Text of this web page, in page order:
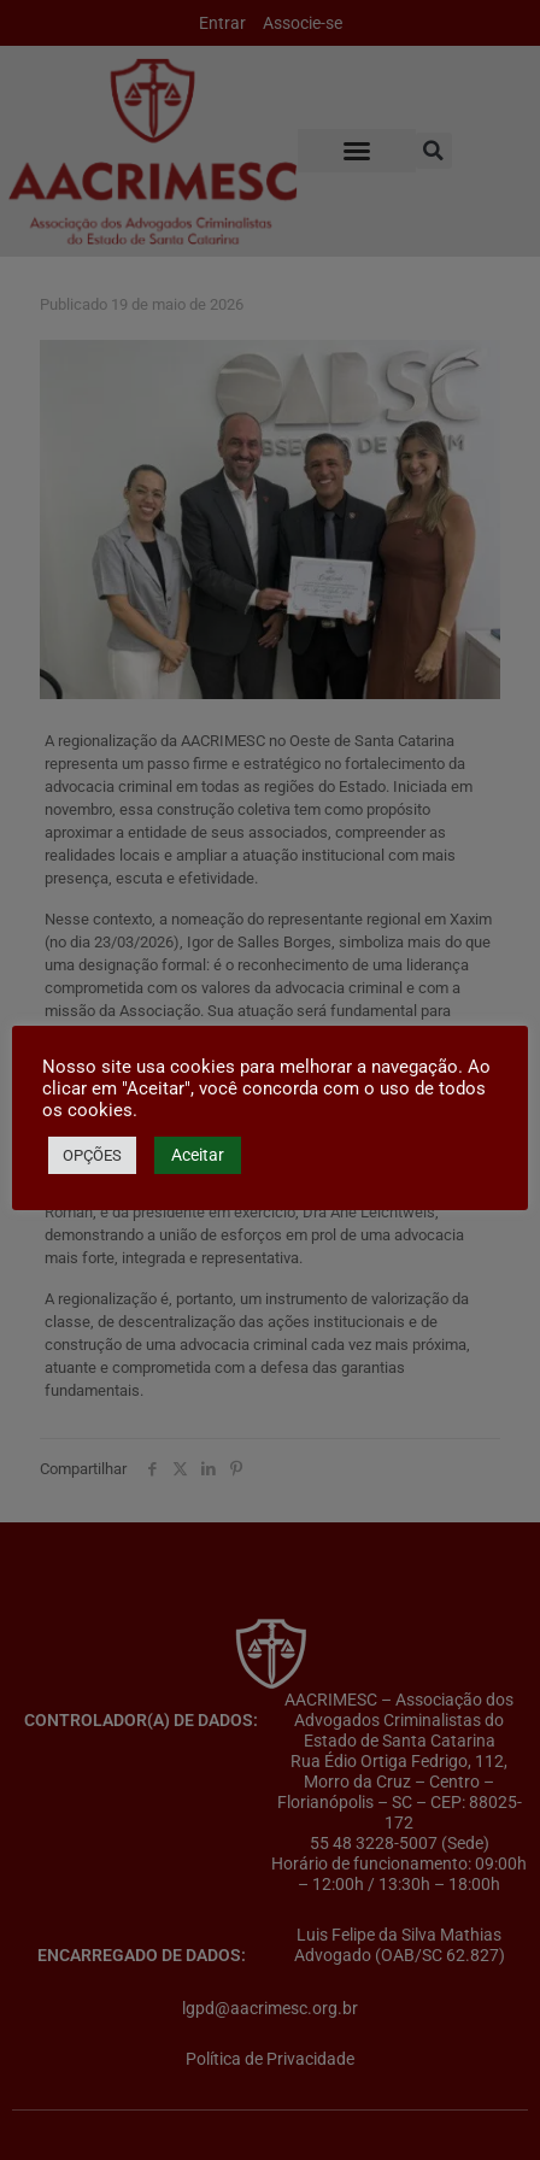
Entrar Associe-se
Publicado 19 de maio de 2026
A regionalização da AACRIMESC no Oeste de Santa Catarina
representa um passo firme e estratégico no fortalecimento da
advocacia criminal em todas as regiões do Estado. Iniciada em
novembro, essa construção coletiva tem como propósito
aproximar a entidade de seus associados, compreender as
realidades locais e ampliar a atuação institucional com mais
presença, escuta e efetividade.
Nesse contexto, a nomeação do representante regional em Xaxim
(no dia 23/03/2026), Igor de Salles Borges, simboliza mais do que
uma designação formal: é o reconhecimento de uma liderança
comprometida com os valores da advocacia criminal e com a
missão da Associação. Sua atuação será fundamental para
debate jurídico e garantir que as prerrogativas da classe sejam
respeitadas e defendidas com firmeza.
O ato contou com a presença da presidente da AACRIMESC,
Elisangela S. Muniz, do Dr Renato Boabaid, que à época
coordenava o projeto de regionalização, do associado Dr Marcelo
Roman, e da presidente em exercício, Dra Ane Leichtweis,
demonstrando a união de esforços em prol de uma advocacia
mais forte, integrada e representativa.
A regionalização é, portanto, um instrumento de valorização da
classe, de descentralização das ações institucionais e de
construção de uma advocacia criminal cada vez mais próxima,
atuante e comprometida com a defesa das garantias
fundamentais.
Compartilhar
CONTROLADOR(A) DE DADOS:
AACRIMESC – Associação dos
Advogados Criminalistas do
Estado de Santa Catarina
Rua Édio Ortiga Fedrigo, 112,
Morro da Cruz – Centro –
Florianópolis – SC – CEP: 88025-
172
55 48 3228-5007 (Sede)
Horário de funcionamento: 09:00h
– 12:00h / 13:30h – 18:00h
ENCARREGADO DE DADOS:
Luis Felipe da Silva Mathias
Advogado (OAB/SC 62.827)
lgpd@aacrimesc.org.br
Política de Privacidade
Nosso site usa cookies para melhorar a navegação. Ao
clicar em "Aceitar", você concorda com o uso de todos
os cookies.
OPÇÕES Aceitar